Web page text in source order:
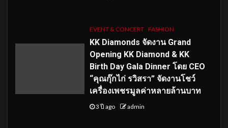
EVENT & CONCERT FASHION
KK Diamonds จัดงาน Grand
Opening KK Diamond & KK
Birth Day Gala Dinner โดย CEO
“คุณกุ๊กไก่ รวิสรา” จัดงานโชว์
เครื่องเพชรมูลค่าหลายล้านบาท
3 ปี ago admin